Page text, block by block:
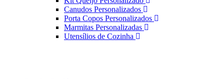
Canudos Personalizados
Porta Copos Personalizados
Marmitas Personalizadas
Utensílios de Cozinha